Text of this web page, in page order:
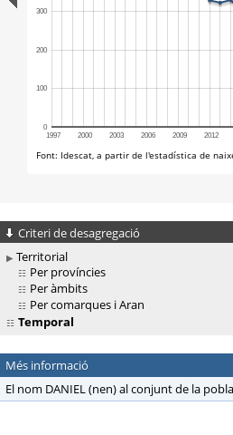
Criteri de desagregació
Territorial
Per províncies
Per àmbits
Per comarques i Aran
Temporal
Més informació
El nom DANIEL (nen) al conjunt de la